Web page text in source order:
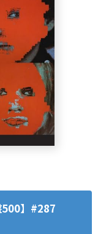
500】#287